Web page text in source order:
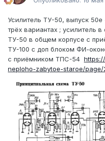
Усилитель ТУ-50, выпуск 50е
трёх вариантах ; усилитель
ТУ-50 в общем корпусе с
ТУ-100 с доп блоком ФИ-
с приёмником ТПС-54
neploho-zabytoe-staroe/page/